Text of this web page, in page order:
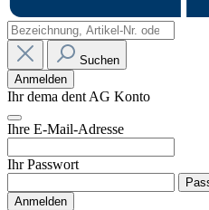
Suchen
Anmelden
Ihr dema dent AG Konto
Ihre E-Mail-Adresse
Ihr Passwort
Anmelden